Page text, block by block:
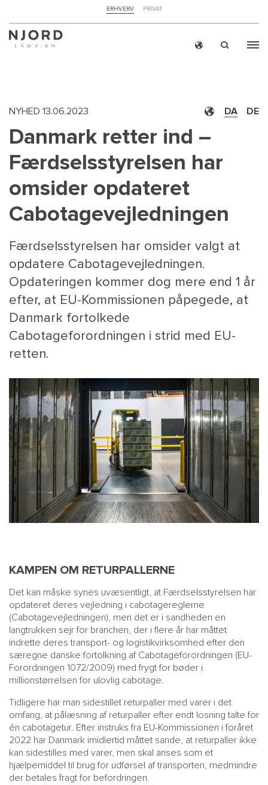
TOP
MENU
ERHVERV PRIVAT
MAIN
MENU
SMALL
HR
OM
DA DE
NYHED 13.06.2023
Danmark retter ind –
Færdselsstyrelsen har
omsider opdateret
Cabotagevejledningen
Færdselsstyrelsen har omsider valgt at
opdatere Cabotagevejledningen.
Opdateringen kommer dog mere end 1 år
efter, at EU-Kommissionen påpegede, at
Danmark fortolkede
Cabotageforordningen i strid med EU-
retten.
KAMPEN OM RETURPALLERNE
Det kan måske synes uvæsentligt, at Færdselsstyrelsen har
opdateret deres vejledning i cabotagereglerne
(Cabotagevejledningen), men det er i sandheden en
langtrukken sejr for branchen, der i flere år har måttet
indrette deres transport- og logistikvirksomhed efter den
særegne danske fortolkning af Cabotageforordningen (EU-
Forordningen 1072/2009) med frygt for bøder i
millionstørrelsen for ulovlig cabotage.
Tidligere har man sidestillet returpaller med varer i det
omfang, at pålæsning af returpaller efter endt losning talte for
én cabotagetur. Efter instruks fra EU-Kommissionen i foråret
2022 har Danmark imidlertid måttet sande, at returpaller ikke
kan sidestilles med varer, men skal anses som et
hjælpemiddel til brug for udførsel af transporten, medmindre
der betales fragt for befordringen.